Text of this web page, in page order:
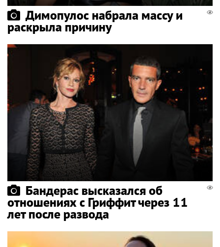
Димопулос набрала массу и
раскрыла причину
Бандерас высказался об
отношениях с Гриффит через 11
лет после развода